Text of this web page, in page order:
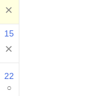
×
15
×
22
○